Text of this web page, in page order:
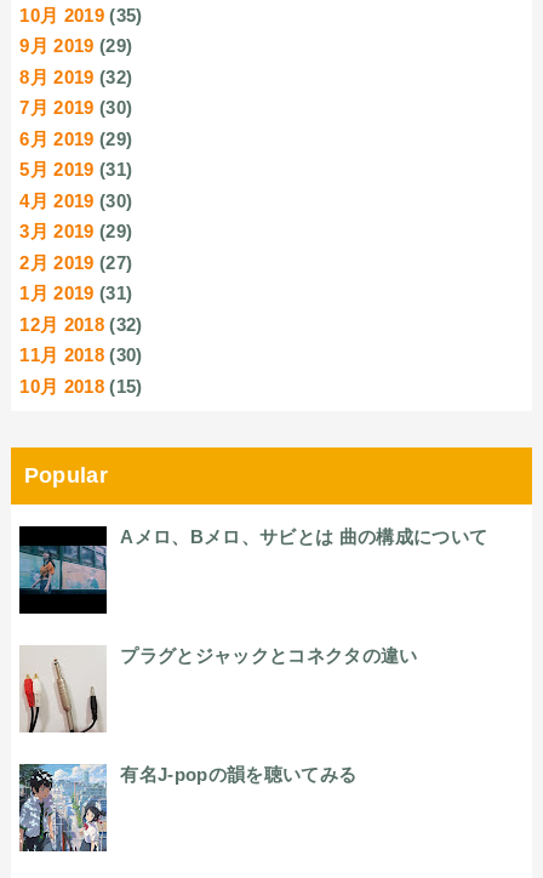
10月 2019 (35)
9月 2019 (29)
8月 2019 (32)
7月 2019 (30)
6月 2019 (29)
5月 2019 (31)
4月 2019 (30)
3月 2019 (29)
2月 2019 (27)
1月 2019 (31)
12月 2018 (32)
11月 2018 (30)
10月 2018 (15)
Popular
Aメロ、Bメロ、サビとは 曲の構成について
プラグとジャックとコネクタの違い
有名J-popの韻を聴いてみる